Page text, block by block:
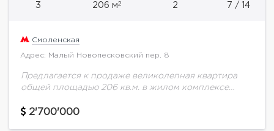
3 206 м2 2 7 / 14
Смоленская
Адрес: Малый Новопесковский пер. 8
Предлагается к продаже великолепная квартира
общей площадью 206 кв.м. в жилом комплексе
набережной". Выполнен дорогой ремонт в
2'700'000